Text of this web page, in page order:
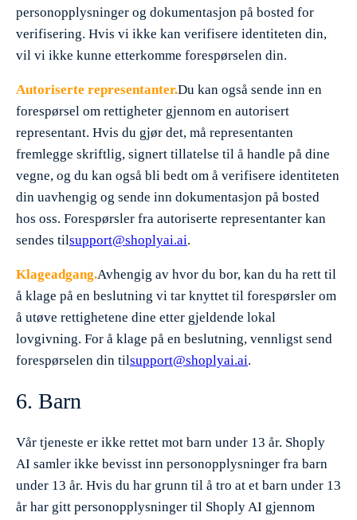
personopplysninger og dokumentasjon på bosted for
verifisering. Hvis vi ikke kan verifisere identiteten din,
vil vi ikke kunne etterkomme forespørselen din.
Autoriserte representanter.Du kan også sende inn en
forespørsel om rettigheter gjennom en autorisert
representant. Hvis du gjør det, må representanten
fremlegge skriftlig, signert tillatelse til å handle på dine
vegne, og du kan også bli bedt om å verifisere identiteten
din uavhengig og sende inn dokumentasjon på bosted
hos oss. Forespørsler fra autoriserte representanter kan
sendes tilsupport@shoplyai.ai.
Klageadgang.Avhengig av hvor du bor, kan du ha rett til
å klage på en beslutning vi tar knyttet til forespørsler om
å utøve rettighetene dine etter gjeldende lokal
lovgivning. For å klage på en beslutning, vennligst send
forespørselen din tilsupport@shoplyai.ai.
6. Barn
Vår tjeneste er ikke rettet mot barn under 13 år. Shoply
AI samler ikke bevisst inn personopplysninger fra barn
under 13 år. Hvis du har grunn til å tro at et barn under 13
år har gitt personopplysninger til Shoply AI gjennom